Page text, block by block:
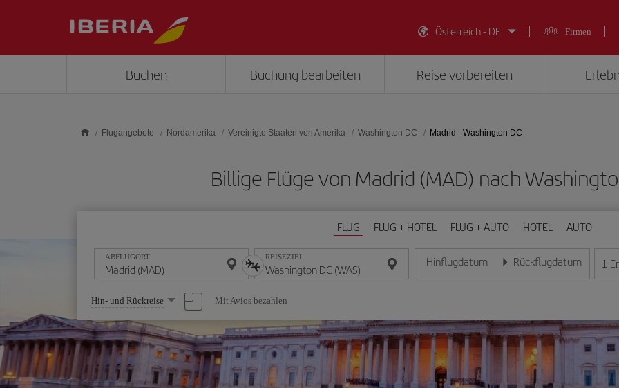
Österreich - DE
Firmen
Buchen Buchung bearbeiten Reise vorbereiten
Flugangebote Nordamerika Vereinigte Staaten von Amerika Washington DC Madrid - Washington DC
Billige Flüge von Madrid (MAD) nach
FLUG FLUG + HOTEL FLUG + AUTO HOTEL AUTO
ABFLUGORT REISEZIEL Hinflugdatum
Geben Sie das Datum im Format Tag/Monat/Jahr
Rückflugdatum
Geben Sie das Datum im1
Wählen
Sie
eine
Option
Hin- und Rückreise Mit Avios bezahlen